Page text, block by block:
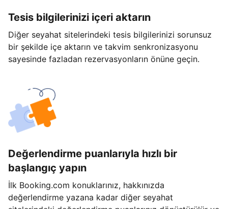
Tesis bilgilerinizi içeri aktarın
Diğer seyahat sitelerindeki tesis bilgilerinizi sorunsuz
bir şekilde içe aktarın ve takvim senkronizasyonu
sayesinde fazladan rezervasyonların önüne geçin.
Değerlendirme puanlarıyla hızlı bir
başlangıç yapın
İlk Booking.com konuklarınız, hakkınızda
değerlendirme yazana kadar diğer seyahat